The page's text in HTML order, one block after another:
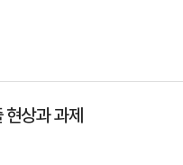
상과 과제